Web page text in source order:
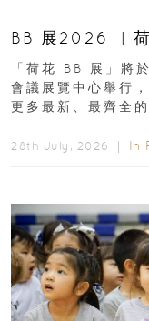
BB 展2026 ︳
「荷花 BB 展」
會議展覽中心舉行
更多最新、最齊全
28th July, 2026 ｜ In